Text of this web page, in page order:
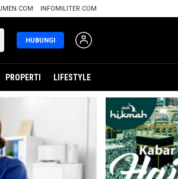
INFOMILITER.COM
HUBUNGI
PROPERTI LIFESTYLE